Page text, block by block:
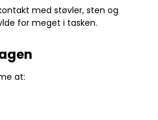
med støvler, sten og
for meget i tasken.
at: